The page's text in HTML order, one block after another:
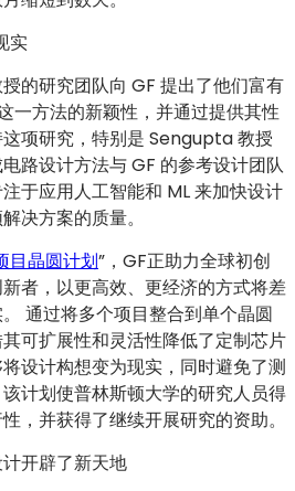
实
的研究团队向 GF 提出了他们富有
一方法的新颖性，并通过提供其性
项研究，特别是 Sengupta 教授
路设计方法与 GF 的参考设计团队
于应用人工智能和 ML 来加快设计
决方案的质量。
晶圆计划”，GF正助力全球初创
者，以更高效、更经济的方式将差
通过将多个项目整合到单个晶圆
可扩展性和灵活性降低了定制芯片
设计构想变为现实，同时避免了测
计划使普林斯顿大学的研究人员得
，并获得了继续开展研究的资助。
开辟了新天地